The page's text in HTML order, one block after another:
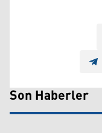
Son Haberler